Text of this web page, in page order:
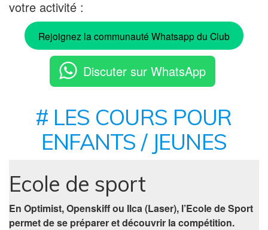
votre activité :
Rejoignez la communauté Whatsapp du Club
Discuter sur WhatsApp
# LES COURS POUR
ENFANTS / JEUNES
Ecole de sport
En Optimist, Openskiff ou Ilca (Laser), l’Ecole de Sport
permet de se préparer et découvrir la compétition.